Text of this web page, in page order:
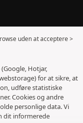
uden at acceptere >
(Google, Hotjar,
for at sikre, at
udføre statistiske
Cookies og andre
personlige data. Vi
dit informerede